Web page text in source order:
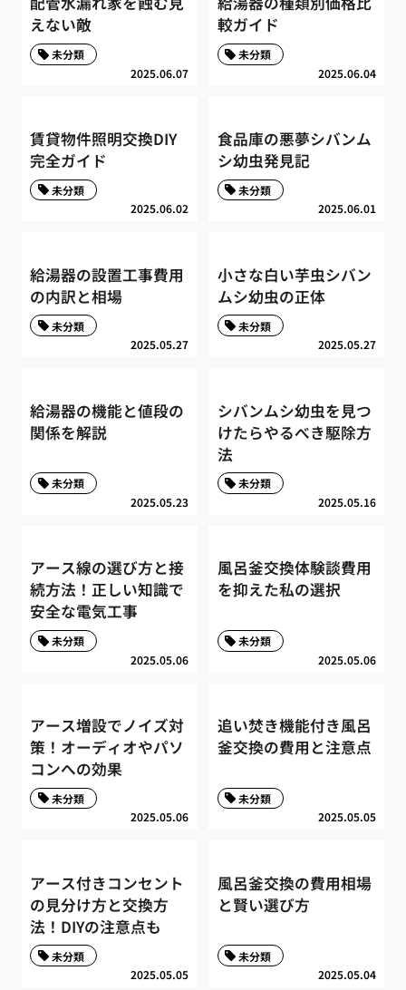
えない敵
2025.06.07
未分類
較ガイド
2025.06.04
未分類
賃貸物件照明交換DIY
完全ガイド
2025.06.02
未分類
食品庫の悪夢シバンム
シ幼虫発見記
2025.06.01
未分類
給湯器の設置工事費用
の内訳と相場
2025.05.27
未分類
小さな白い芋虫シバン
ムシ幼虫の正体
2025.05.27
未分類
給湯器の機能と値段の
関係を解説
2025.05.23
未分類
シバンムシ幼虫を見つ
けたらやるべき駆除方
法
2025.05.16
未分類
アース線の選び方と接
続方法！正しい知識で
安全な電気工事
2025.05.06
未分類
風呂釜交換体験談費用
を抑えた私の選択
2025.05.06
未分類
アース増設でノイズ対
策！オーディオやパソ
コンへの効果
2025.05.06
未分類
追い焚き機能付き風呂
釜交換の費用と注意点
2025.05.05
未分類
アース付きコンセント
の見分け方と交換方
法！DIYの注意点も
2025.05.05
未分類
風呂釜交換の費用相場
と賢い選び方
2025.05.04
未分類